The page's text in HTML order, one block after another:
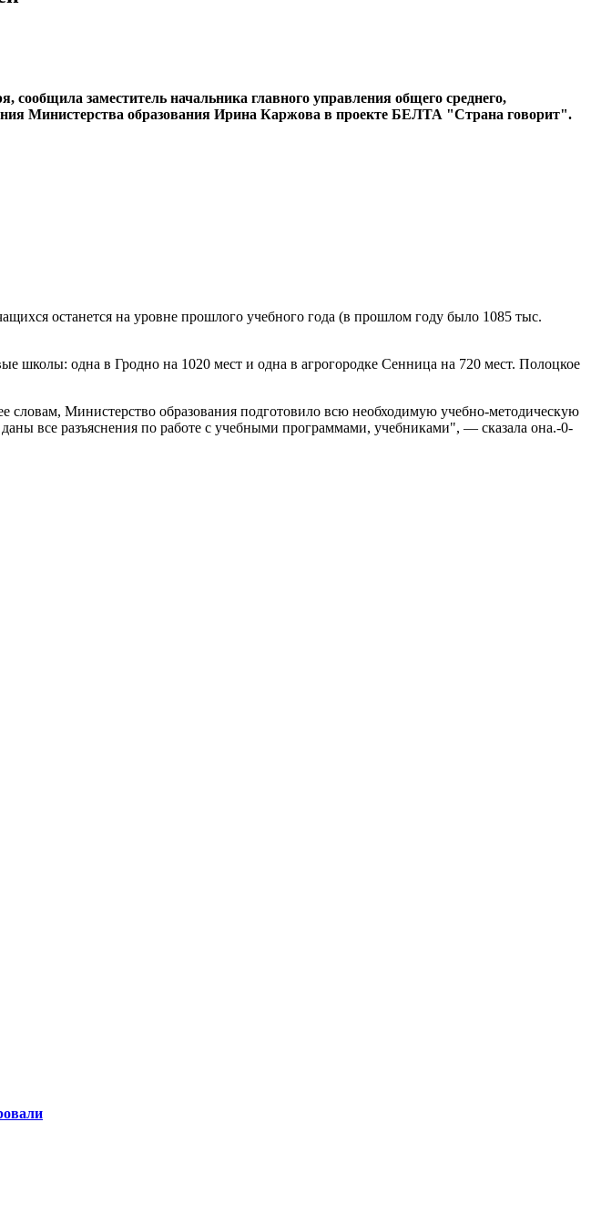
заместитель начальника главного управления общего среднего,
Министерства образования Ирина Каржова в проекте БЕЛТА "Страна говорит".
останется на уровне прошлого учебного года (в прошлом году было 1085 тыс.
школы: одна в Гродно на 1020 мест и одна в агрогородке Сенница на 720 мест. Полоцкое
словам, Министерство образования подготовило всю необходимую учебно-методическую
все разъяснения по работе с учебными программами, учебниками", — сказала она.-0-